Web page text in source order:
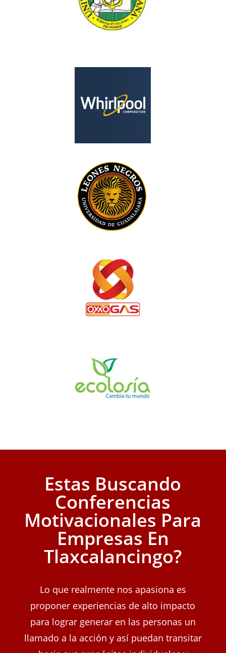
Estas Buscando
Conferencias
Motivacionales Para
Empresas En
Tlaxcalancingo?
Lo que realmente nos apasiona es
proponer experiencias de alto impacto
para lograr generar en las personas un
llamado a la acción y así puedan transitar